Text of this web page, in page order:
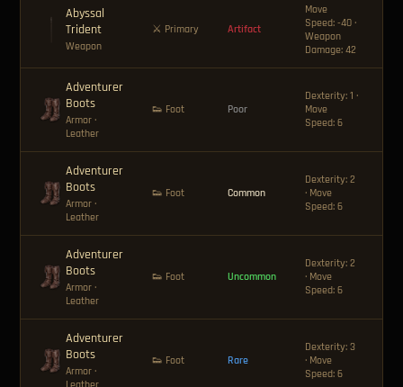
Abyssal
Trident
Weapon
⚔ Primary Artifact
Move
Speed: -40 ·
Weapon
Damage: 42
Adventurer
Boots
Armor ·
Leather
👟 Foot Poor
Dexterity: 1 ·
Move
Speed: 6
Adventurer
Boots
Armor ·
Leather
👟 Foot Common
Dexterity: 2
· Move
Speed: 6
Adventurer
Boots
Armor ·
Leather
👟 Foot Uncommon
Dexterity: 2
· Move
Speed: 6
Adventurer
Boots
Armor ·
👟 Foot Rare
Dexterity: 3
· Move
Speed: 6